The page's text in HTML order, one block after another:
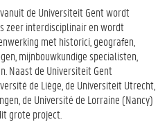
de Universiteit Gent wordt
zeer interdisciplinair en wordt
met historici, geografen,
mijnbouwkundige specialisten,
Naast de Universiteit Gent
de Liège, de Universiteit Utrecht,
de Université de Lorraine (Nancy)
grote project.